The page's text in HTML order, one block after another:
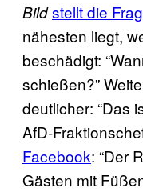
Bildstellt die
nähesten liegt,
beschädigt:
schießen?”
deutlicher: “Das
AfD-
Facebook: “Der
Gästen mit